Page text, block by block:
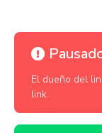
El dueño del
link.